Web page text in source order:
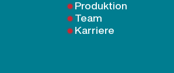
Produktion
Team
Karriere